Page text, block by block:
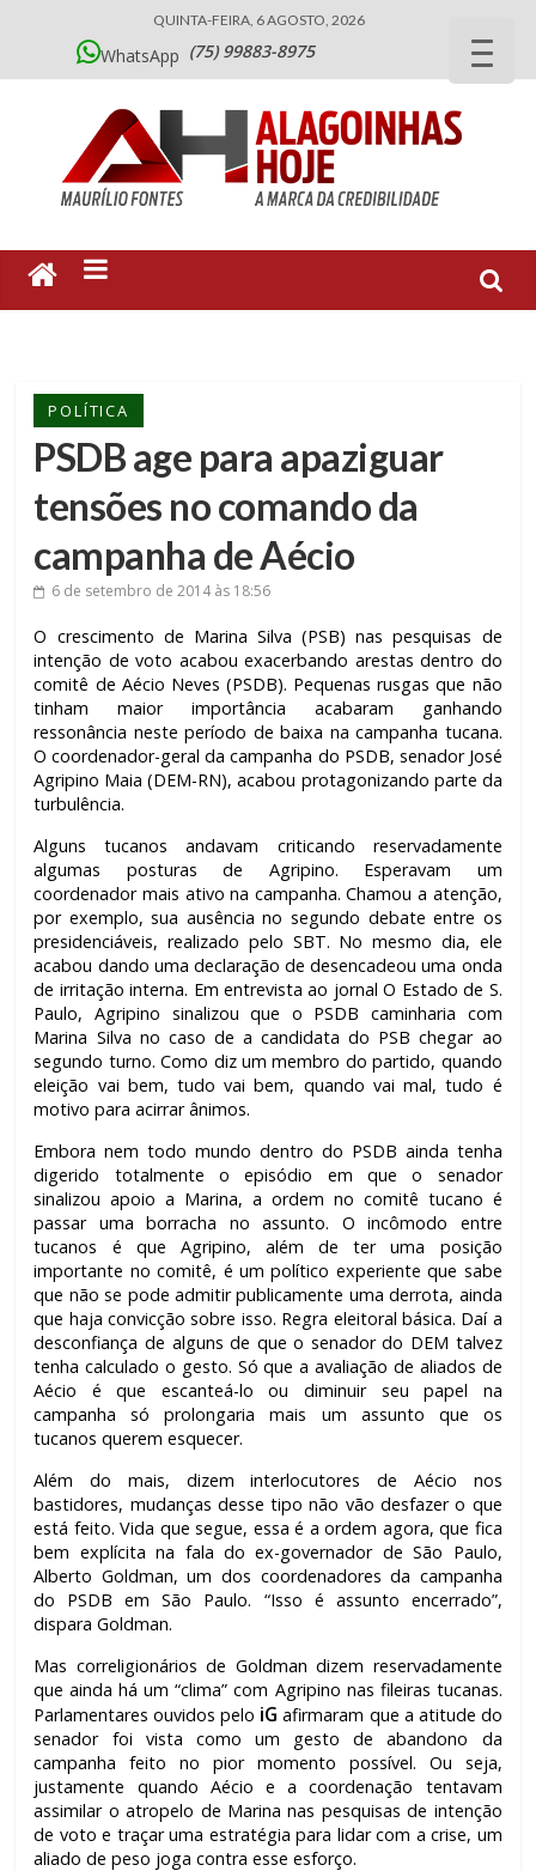
QUINTA-FEIRA, 6 AGOSTO, 2026
WhatsApp (75) 99883-8975
POLÍTICA
PSDB age para apaziguar
tensões no comando da
campanha de Aécio
6 de setembro de 2014às 18:56
O crescimento de Marina Silva (PSB) nas pesquisas de
intenção de voto acabou exacerbando arestas dentro do
comitê de Aécio Neves (PSDB). Pequenas rusgas que não
tinham maior importância acabaram ganhando
ressonância neste período de baixa na campanha tucana.
O coordenador-geral da campanha do PSDB, senador José
Agripino Maia (DEM-RN), acabou protagonizando parte da
turbulência.
Alguns tucanos andavam criticando reservadamente
algumas posturas de Agripino. Esperavam um
coordenador mais ativo na campanha. Chamou a atenção,
por exemplo, sua ausência no segundo debate entre os
presidenciáveis, realizado pelo SBT. No mesmo dia, ele
acabou dando uma declaração de desencadeou uma onda
de irritação interna. Em entrevista ao jornal O Estado de S.
Paulo, Agripino sinalizou que o PSDB caminharia com
Marina Silva no caso de a candidata do PSB chegar ao
segundo turno. Como diz um membro do partido, quando
eleição vai bem, tudo vai bem, quando vai mal, tudo é
motivo para acirrar ânimos.
Embora nem todo mundo dentro do PSDB ainda tenha
digerido totalmente o episódio em que o senador
sinalizou apoio a Marina, a ordem no comitê tucano é
passar uma borracha no assunto. O incômodo entre
tucanos é que Agripino, além de ter uma posição
importante no comitê, é um político experiente que sabe
que não se pode admitir publicamente uma derrota, ainda
que haja convicção sobre isso. Regra eleitoral básica. Daí a
desconfiança de alguns de que o senador do DEM talvez
tenha calculado o gesto. Só que a avaliação de aliados de
Aécio é que escanteá-lo ou diminuir seu papel na
campanha só prolongaria mais um assunto que os
tucanos querem esquecer.
Além do mais, dizem interlocutores de Aécio nos
bastidores, mudanças desse tipo não vão desfazer o que
está feito. Vida que segue, essa é a ordem agora, que fica
bem explícita na fala do ex-governador de São Paulo,
Alberto Goldman, um dos coordenadores da campanha
do PSDB em São Paulo. “Isso é assunto encerrado”,
dispara Goldman.
Mas correligionários de Goldman dizem reservadamente
que ainda há um “clima” com Agripino nas fileiras tucanas.
Parlamentares ouvidos pelo iG afirmaram que a atitude do
senador foi vista como um gesto de abandono da
campanha feito no pior momento possível. Ou seja,
justamente quando Aécio e a coordenação tentavam
assimilar o atropelo de Marina nas pesquisas de intenção
de voto e traçar uma estratégia para lidar com a crise, um
aliado de peso joga contra esse esforço.